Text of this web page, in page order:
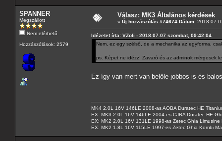
SPANNER
Megszállott
Nem elérhető
Hozzászólások: 2579
Válasz: MK3 Általános kérdések
« Új hozzászólás #74674 Dátum:
Idézetet írta: VZoli - 2018.07.07 szombat, 09:42:04
Nem, ez egy szélső, de a mechanika az egyforma,
ps. Képet ne idézz! Zavaró és az adminok mérgesek
Ez így van mert van belőle jobbos is és
MK4 2.0L 16V 146LE 2008-as AOBA Duratec HE
EX: MK3 2.0L 16V 146LE 2004-es CJBA Duratec HE
EX: MK2 2.0L 16V 131LE 1998-as Zetec Ghia Limusine
EX: MK2 1.8L 16V 115LE 1997-es Zetec Ghia Kombi